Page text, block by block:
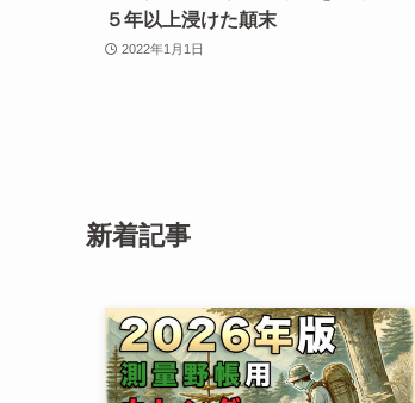
５年以上浸けた顛末
2022年1月1日
新着記事